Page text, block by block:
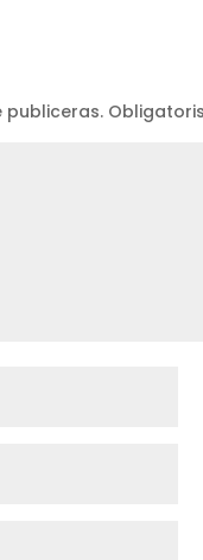
publiceras.